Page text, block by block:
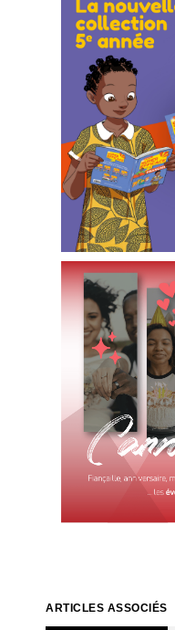
ARTICLES ASSOCIÉS